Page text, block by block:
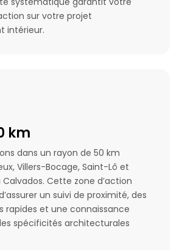
sur votre projet
intérieur.
km
dans un rayon de 50 km
Villers-Bocage, Saint-Lô et
Calvados. Cette zone d’action
un suivi de proximité, des
rapides et une connaissance
spécificités architecturales